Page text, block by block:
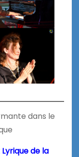
dans le
de la